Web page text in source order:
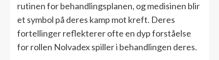
rutinen for behandlingsplanen, og medisinen blir
et symbol på deres kamp mot kreft. Deres
fortellinger reflekterer ofte en dyp forståelse
for rollen Nolvadex spiller i behandlingen deres.